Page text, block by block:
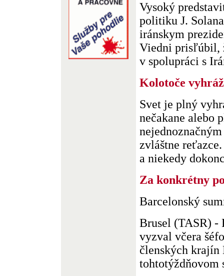
Vysoký
politiku J.
iránskym
Viedni prisľúbil,
v spolupráci s
Kolotoče
Svet je plný
nečakane alebo
zvláštne
a niekedy
Za konkrétny
Barcelonský
Brusel (TASR) -
vyzval včera
členských krajín
tohtotýždňovom